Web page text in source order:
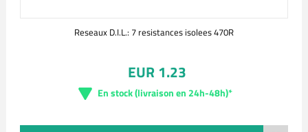
Reseaux D.I.L.: 7 resistances isolees 470R
EUR 1.23
En stock (livraison en 24h-48h)*